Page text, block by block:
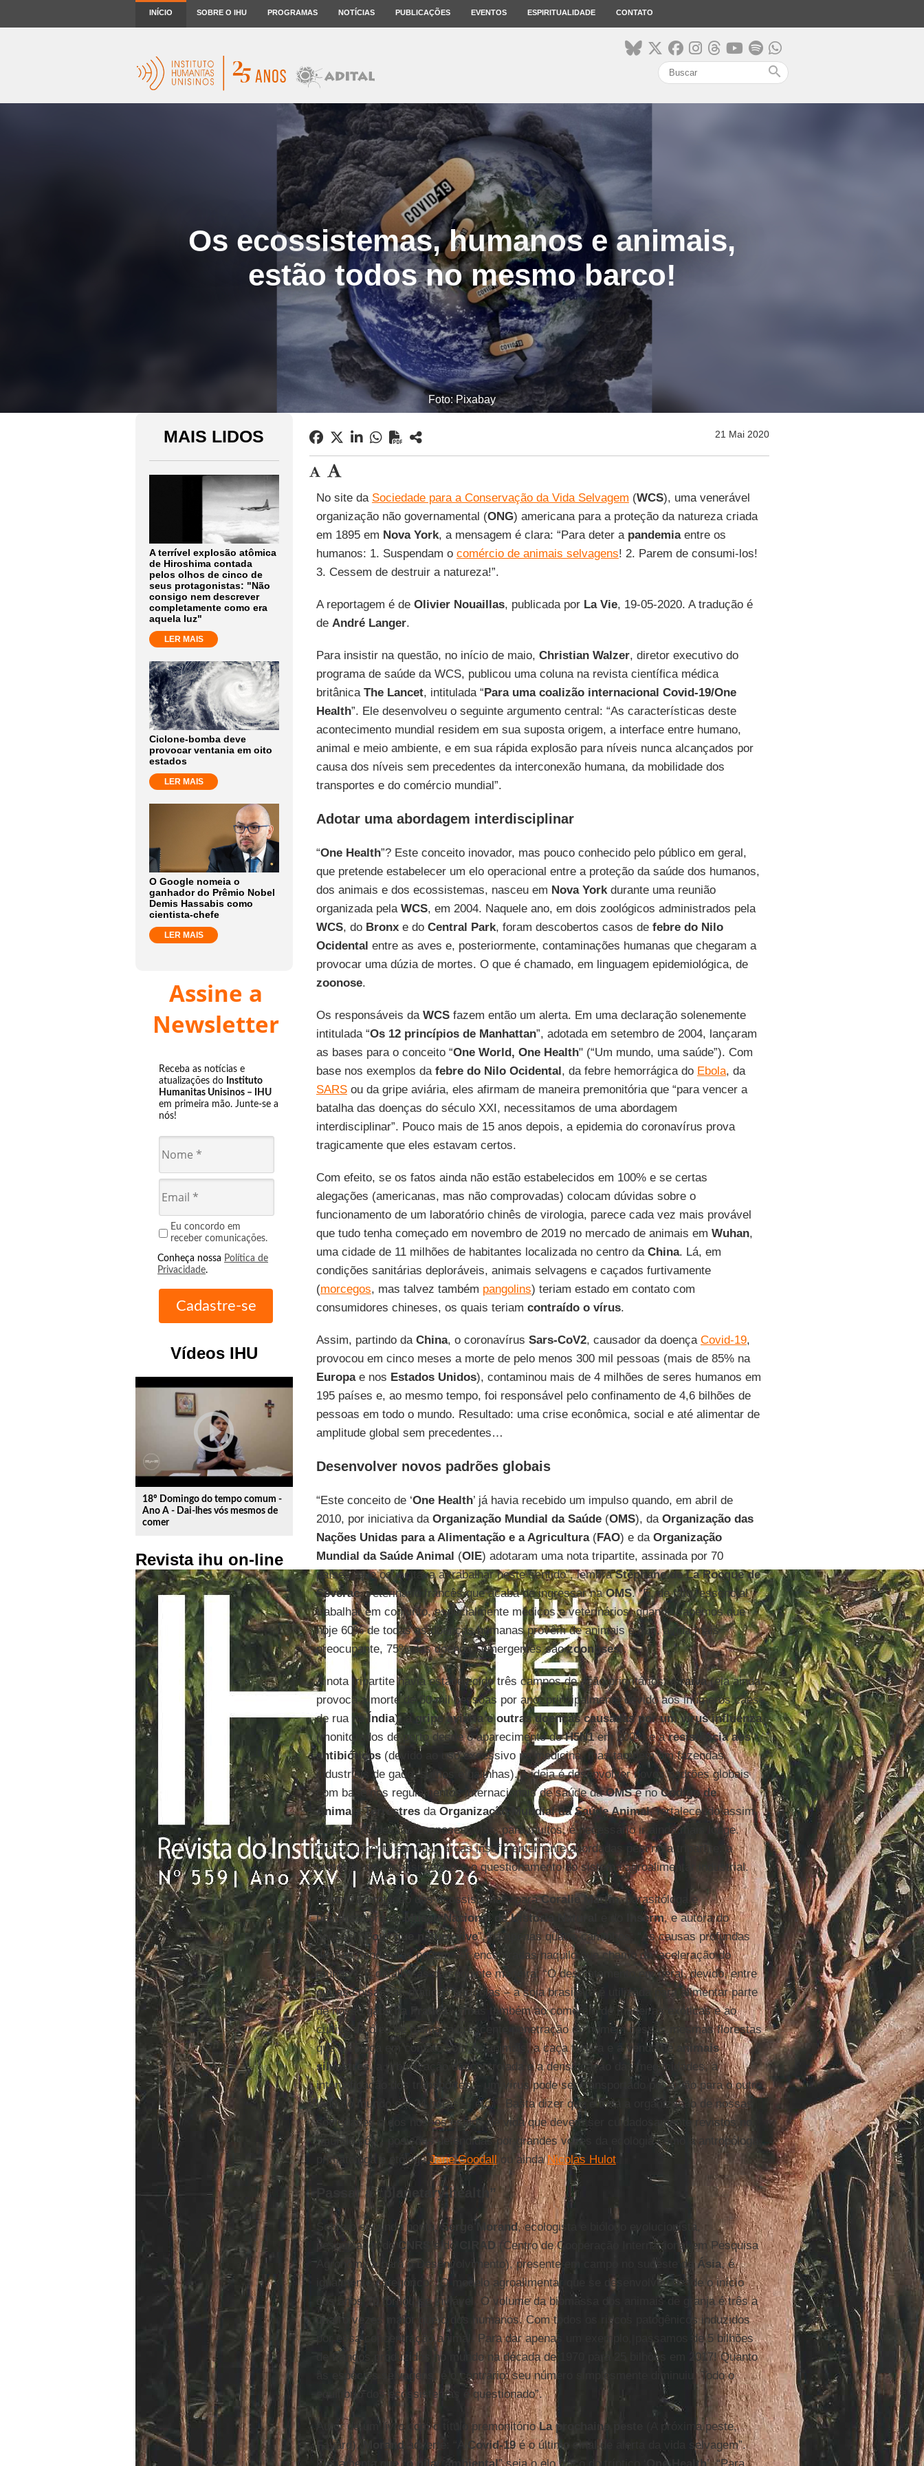
INÍCIO SOBRE O IHU PROGRAMAS NOTÍCIAS PUBLICAÇÕES EVENTOS ESPIRITUALIDADE CONTATO
search
Os ecossistemas, humanos e animais,
estão todos no mesmo barco!
Foto: Pixabay
MAIS LIDOS
A terrível explosão atômica
de Hiroshima contada
pelos olhos de cinco de
seus protagonistas: "Não
consigo nem descrever
completamente como era
aquela luz"
LER MAIS
Ciclone-bomba deve
provocar ventania em oito
estados
LER MAIS
O Google nomeia o
ganhador do Prêmio Nobel
Demis Hassabis como
cientista-chefe
LER MAIS
Assine a
Newsletter
Receba as notícias e
atualizações do Instituto
Humanitas Unisinos – IHU
em primeira mão. Junte-se a
nós!
Eu concordo em
receber comunicações.
Conheça nossa Política de
Privacidade.
Vídeos IHU
play_circle_outline
18º Domingo do tempo comum -
Ano A - Dai-lhes vós mesmos de
comer
Revista ihu on-line
21 Mai 2020
No site da Sociedade para a Conservação da Vida Selvagem (WCS), uma venerável
organização não governamental (ONG) americana para a proteção da natureza criada
em 1895 em Nova York, a mensagem é clara: “Para deter a pandemiaentre os
humanos: 1. Suspendam o comércio de animais selvagens! 2. Parem de consumi-los!
3. Cessem de destruir a natureza!”.
A reportagem é de Olivier Nouaillas, publicada por La Vie, 19-05-2020. A tradução é
de André Langer.
Para insistir na questão, no início de maio, Christian Walzer, diretor executivo do
programa de saúde da WCS, publicou uma coluna na revista científica médica
britânica The Lancet, intitulada “Para uma coalizão internacional Covid-19/One
Health”. Ele desenvolveu o seguinte argumento central: “As características deste
acontecimento mundial residem em sua suposta origem, a interface entre humano,
animal e meio ambiente, e em sua rápida explosão para níveis nunca alcançados por
causa dos níveis sem precedentes da interconexão humana, da mobilidade dos
transportes e do comércio mundial”.
Adotar uma abordagem interdisciplinar
“One Health”? Este conceito inovador, mas pouco conhecido pelo público em geral,
que pretende estabelecer um elo operacional entre a proteção da saúde dos humanos,
dos animais e dos ecossistemas, nasceu em Nova Yorkdurante uma reunião
organizada pela WCS, em 2004. Naquele ano, em dois zoológicos administrados pela
WCS, do Bronxe do Central Park, foram descobertos casos de febre do Nilo
Ocidental entre as aves e, posteriormente, contaminações humanas que chegaram a
provocar uma dúzia de mortes. O que é chamado, em linguagem epidemiológica, de
zoonose.
Os responsáveis da WCSfazem então um alerta. Em uma declaração solenemente
intitulada “Os 12 princípios de Manhattan”, adotada em setembro de 2004, lançaram
as bases para o conceito “One World, One Health" (“Um mundo, uma saúde”). Com
base nos exemplos dafebre do Nilo Ocidental, da febre hemorrágica do Ebola, da
SARSou da gripe aviária, eles afirmam de maneira premonitória que “para vencer a
batalha das doenças do século XXI, necessitamos de uma abordagem
interdisciplinar”. Pouco mais de 15 anos depois, a epidemia do coronavírus prova
tragicamente que eles estavam certos.
Com efeito, se os fatos ainda não estão estabelecidos em 100% e se certas
alegações (americanas, mas não comprovadas) colocam dúvidas sobre o
funcionamento de um laboratório chinês de virologia, parece cada vez mais provável
que tudo tenha começado em novembro de 2019 no mercado de animais em Wuhan,
uma cidade de 11 milhões de habitantes localizada no centro da China. Lá, em
condições sanitárias deploráveis, animais selvagens e caçados furtivamente
(morcegos, mas talvez também pangolins) teriam estado em contato com
consumidores chineses, os quais teriam contraído o vírus.
Assim, partindo da China, o coronavírus Sars-CoV2, causador da doença Covid-19,
provocou em cinco meses a morte de pelo menos 300 mil pessoas (mais de 85% na
Europae nos Estados Unidos), contaminou mais de 4 milhões de seres humanos em
195 países e, ao mesmo tempo, foi responsável pelo confinamento de 4,6 bilhões de
pessoas em todo o mundo. Resultado: uma crise econômica, social e até alimentar de
amplitude global sem precedentes…
Desenvolver novos padrões globais
“Este conceito de ‘One Health’ já havia recebido um impulso quando, em abril de
2010, por iniciativa da Organização Mundial da Saúde(OMS), da Organização das
Nações Unidas para a Alimentação e a Agricultura(FAO) e da Organização
Mundial da Saúde Animal (OIE) adotaram uma nota tripartite, assinada por 70
países, que os incitava a trabalhar neste sentido”, lembraStéphane de La Rocque de
Séverac, veterinário francês que acaba de ingressar naOMS. “É, de fato, essencial
trabalhar em conjunto, especialmente médicos e veterinários, quando sabemos que
hoje 60% de todas as doenças humanas provêm de animais e que, ainda mais
preocupante, 75% das doenças emergentes sãozoonoses”.
A nota tripartite havia estabelecido três campos de ação prioritários: araiva(ela ainda
provoca a morte de 60 mil pessoas por ano, principalmente devido aos inúmeros cães
de rua naÍndia), agripe aviária e outras doenças causadas por um vírus influenza
(monitorados de perto desde o aparecimento doH5N1em 2004) e aresistência aos
antibióticos(devido ao uso excessivo na medicina, mas também em fazendas
industriais de gado, suínos e galinhas). A ideia é desenvolver novos padrões globais
com base nos regulamentos internacionais de saúde daOMSe noCódigo de
Animais Terrestres daOrganização Mundial da Saúde Animal, fortalecendo assim
a detecção dessas zoonoses. Mas, para muitos, é necessário ir ainda mais longe.
Principalmente em duas áreas insuficientemente abordadas pela nota tripartite: a
proteção dos ecossistemas e o questionamento do sistema agroalimentar industrial.
Quanto à proteção dos ecossistemas, paraCoralie Martin, parasitóloga e
pesquisadora do Museu Nacional de História Natural Inserm, e autora do
podcast “ Pour que nature vive”, há apenas quatro caminhos: “As causas profundas
dessas pandemias podem ser encontradas naquilo que chamo de ‘aceleração do
mundo’”. E detalha-as da seguinte maneira: “O desmatamento em geral, devido, entre
outras coisas, às práticas agrícolas – a soja brasileira é utilizada para alimentar parte
de nosso gado na
França–, mas também ao comércio de madeiras exóticas e ao
cultivo do óleo de palma, a crescente penetração do homem nessas mesmas florestas
que o coloca em contato com os animais, a caça furtiva e a venda de
animais
silvestres, a urbanização descontrolada e a densificação das megacidades, a
intensificação dos transportes – um vírus pode ser transportado por avião para o outro
lado do mundo em 24 horas –, etc.”. Basta dizer que é toda a organização de nossas
sociedades e dos nossos estilos de vida que devem ser cuidadosamente revistos no
“mundo pós”, posições defendidas por grandes vozes da ecologia como a antropóloga,
primatóloga e etóloga Jane Goodallou aindaNicolas Hulot.
Passar à “planetary health”
Sobre o segundo ponto,Serge Morand, ecologista e biólogo evolucionista,
pesquisador do CNRS e do CIRAD (Centro de Cooperação Internacional em Pesquisa
Agronômica para o Desenvolvimento), presente em campo no sudeste daÁsia, é
igualmente categórico: “O modelo agroalimentar que se desenvolveu desde o início
dos anos 70 tornou-se inviável. O volume da biomassa dos animais de granja é três a
quatro vezes maior que o dos humanos. Com todos os riscos patogênicos induzidos
por essa concentração animal. Para dar apenas um exemplo, passamos de 5 bilhões
de frangos produzidos no mundo na década de 1970 para 25 bilhões em 2017! Quanto
às espécies selvagens, é o contrário: seu número simplesmente diminuiu. Todo o
equilíbrio dos ecossistemas é questionado”.
Autor de um livro com o título premonitórioLa prochaine peste
(A próxima peste,
Fayard), Morand adverte: “A Covid-19é o último sinal de alerta da vida selvagem”.